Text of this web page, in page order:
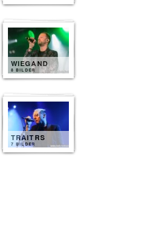
WIEGAND
8 BILDER
TRAITRS
7 BILDER